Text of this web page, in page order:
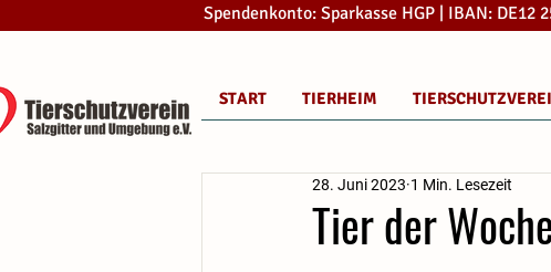
Spendenkonto: Sparkasse HGP | IBAN:
START TIERHEIM
Tier der
28. Juni 2023 1 Min. Lesezeit